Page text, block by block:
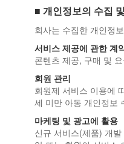
■ 개인정보의 수집
회사는 수집한 개인정
서비스 제공에 관한 계
콘텐츠 제공, 구매 및
회원 관리
회원제 서비스 이용에
세 미만 아동 개인정보
마케팅 및 광고에 활용
신규 서비스(제품) 개